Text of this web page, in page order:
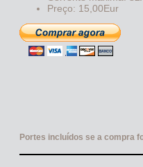
Preço: 15,00Eur
Portes incluídos se a compra